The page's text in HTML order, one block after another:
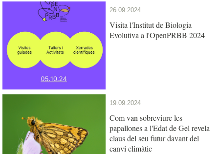
26.09.2024
Visita l'Institut de Biologia
Evolutiva a l'OpenPRBB 2024
19.09.2024
Com van sobreviure les
papallones a l'Edat de Gel revela
claus del seu futur davant del
canvi climàtic